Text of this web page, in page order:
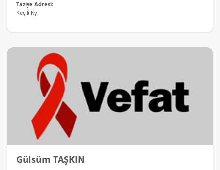
Taziye Adresi:
Keçili Ky.
Gülsüm TAŞKIN